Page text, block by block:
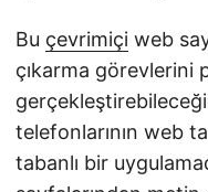
Bu çevrimiçi web
çıkarma görevlerini
telefonlarının web
tabanlı bir